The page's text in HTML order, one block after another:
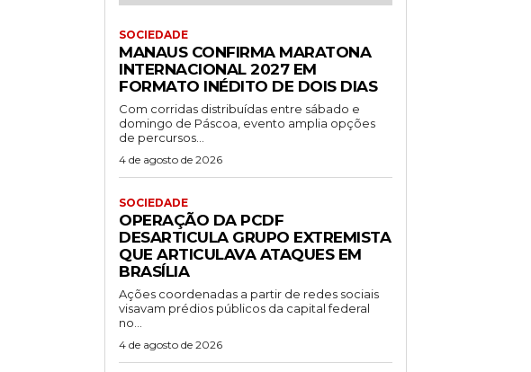
SOCIEDADE
MANAUS CONFIRMA MARATONA
INTERNACIONAL 2027 EM
FORMATO INÉDITO DE DOIS DIAS
Com corridas distribuídas entre sábado e
domingo de Páscoa, evento amplia opções
de percursos...
4 de agosto de 2026
SOCIEDADE
OPERAÇÃO DA PCDF
DESARTICULA GRUPO EXTREMISTA
QUE ARTICULAVA ATAQUES EM
BRASÍLIA
Ações coordenadas a partir de redes sociais
visavam prédios públicos da capital federal
no...
4 de agosto de 2026